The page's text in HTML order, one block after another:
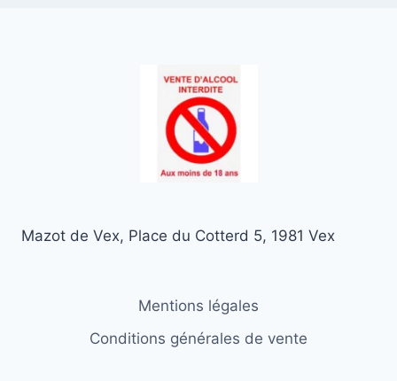
Mazot de Vex, Place du Cotterd 5, 1981 Vex
Mentions légales
Conditions générales de vente